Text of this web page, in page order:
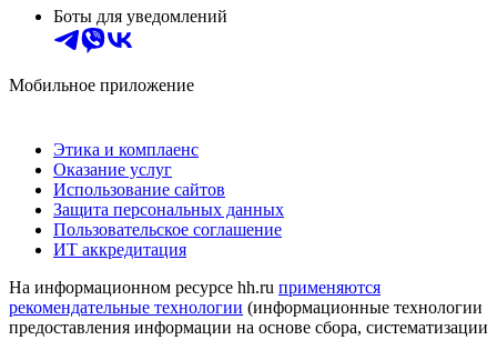
Боты для уведомлений
Мобильное приложение
Этика и комплаенс
Оказание услуг
Использование сайтов
Защита персональных данных
Пользовательское соглашение
ИТ аккредитация
На информационном ресурсе hh.ru применяются
рекомендательные технологии (информационные технологии
предоставления информации на основе сбора, систематизации